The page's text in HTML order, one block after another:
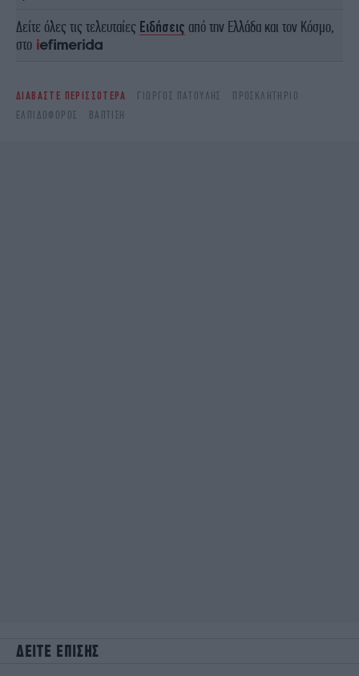
Δείτε όλες τις τελευταίες Ειδήσεις από την Ελλάδα και τον Κόσμο,
στο
ΔΙΑΒΑΣΤΕ ΠΕΡΙΣΣΟΤΕΡΑ ΓΙΏΡΓΟΣ ΠΑΤΟΎΛΗΣ
ΠΡΟΣΚΛΗΤΉΡΙΟ
ΕΛΠΙΔΟΦΌΡΟΣ
ΒΆΠΤΙΣΗ
ΔΕΙΤΕ ΕΠΙΣΗΣ